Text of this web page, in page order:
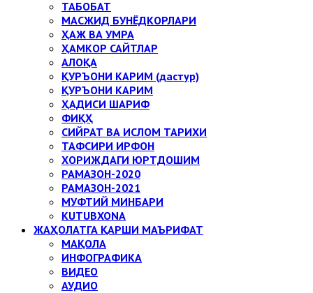
ТАБОБАТ
МАСЖИД БУНЁДКОРЛАРИ
ҲАЖ ВА УМРА
ҲАМКОР САЙТЛАР
АЛОҚА
ҚУРЪОНИ КАРИМ (дастур)
ҚУРЪОНИ КАРИМ
ҲАДИСИ ШАРИФ
ФИҚҲ
СИЙРАТ ВА ИСЛОМ ТАРИХИ
ТАФСИРИ ИРФОН
ХОРИЖДАГИ ЮРТДОШИМ
РАМАЗОН-2020
РАМАЗОН-2021
МУФТИЙ МИНБАРИ
KUTUBXONA
ЖАҲОЛАТГА ҚАРШИ МАЪРИФАТ
МАҚОЛА
ИНФОГРАФИКА
ВИДЕО
АУДИО